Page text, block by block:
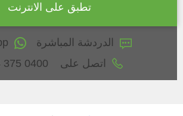
تطبق على الانترنت
الدردشة المباشرة
اتصل على
375 0400